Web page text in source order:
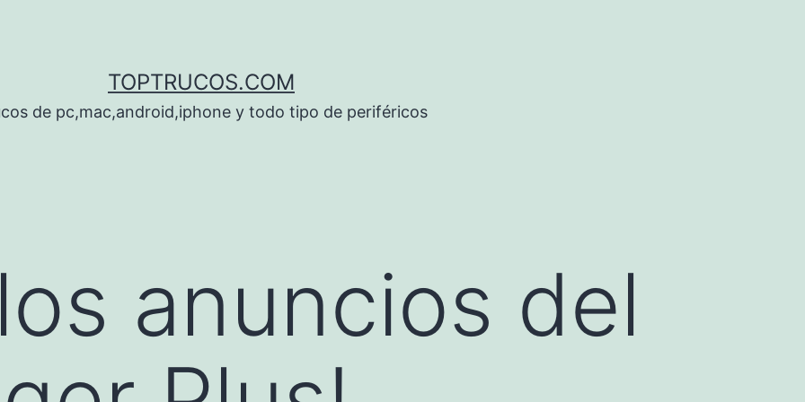
TOPTRUCOS.COM
de pc,mac,android,iphone y todo tipo de periféricos
anuncios del